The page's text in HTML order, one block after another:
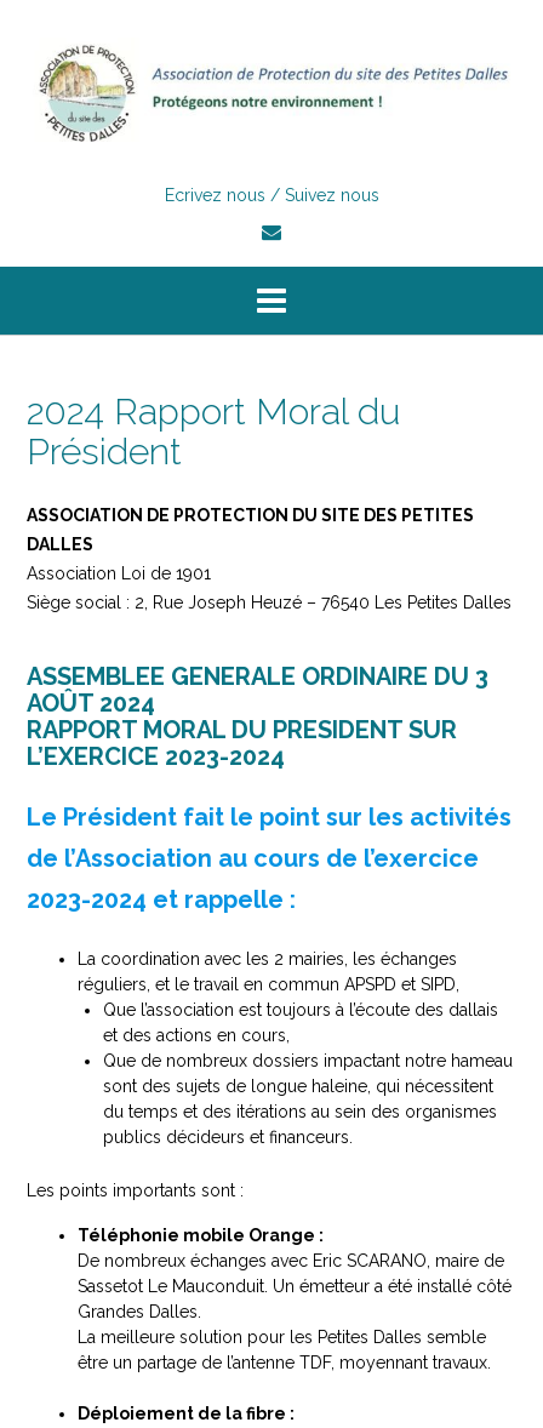
content
Ecrivez nous / Suivez nous
2024 Rapport Moral du
Président
ASSOCIATION DE PROTECTION DU SITE DES PETITES
DALLES
Association Loi de 1901
Siège social : 2, Rue Joseph Heuzé – 76540 Les Petites Dalles
ASSEMBLEE GENERALE ORDINAIRE DU 3
AOÛT 2024
RAPPORT MORAL DU PRESIDENT SUR
L’EXERCICE 2023-2024
Le Président fait le point sur les activités
de l’Association au cours de l’exercice
2023-2024 et rappelle :
La coordination avec les 2 mairies, les échanges
réguliers, et le travail en commun APSPD et SIPD,
Que l’association est toujours à l’écoute des dallais
et des actions en cours,
Que de nombreux dossiers impactant notre hameau
sont des sujets de longue haleine, qui nécessitent
du temps et des itérations au sein des organismes
publics décideurs et financeurs.
Les points importants sont :
Téléphonie mobile Orange :
De nombreux échanges avec Eric SCARANO, maire de
Sassetot Le Mauconduit. Un émetteur a été installé côté
Grandes Dalles.
La meilleure solution pour les Petites Dalles semble
être un partage de l’antenne TDF, moyennant travaux.
Déploiement de la fibre :